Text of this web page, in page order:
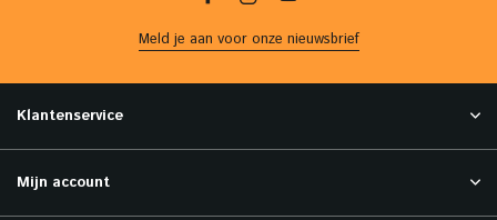
Meld je aan voor onze nieuwsbrief
Klantenservice
Mijn account